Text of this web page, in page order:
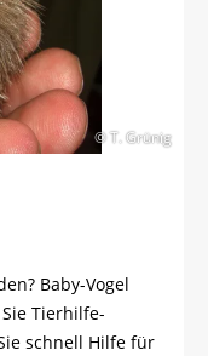
© T. Grünig
Baby-Vogel
Tierhilfe-
schnell Hilfe für